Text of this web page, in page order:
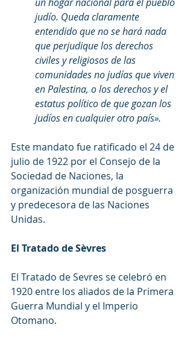
un hogar nacional para el pueblo
judío. Queda claramente
entendido que no se hará nada
que perjudique los derechos
civiles y religiosos de las
comunidades no judías que viven
en Palestina, o los derechos y el
estatus político de que gozan los
judíos en cualquier otro país».
Este mandato fue ratificado el 24 de
julio de 1922 por el Consejo de la
Sociedad de Naciones, la
organización mundial de posguerra
y predecesora de las Naciones
Unidas.
El Tratado de Sèvres
El Tratado de Sevres se celebró en
1920 entre los aliados de la Primera
Guerra Mundial y el Imperio
Otomano.